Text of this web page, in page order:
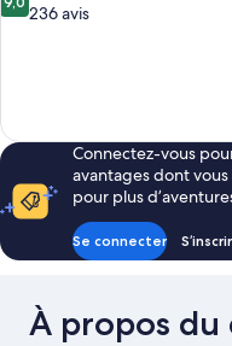
sur 236 avis
Connectez-vous
avantages dont
pour plus
Se connecter
À propos